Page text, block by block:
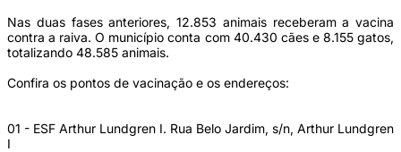
Nas duas fases anteriores, 12.853 animais receberam a vacina
contra a raiva. O município conta com 40.430 cães e 8.155 gatos,
totalizando 48.585 animais.
Confira os pontos de vacinação e os endereços:
01 - ESF Arthur Lundgren I. Rua Belo Jardim, s/n, Arthur Lundgren
I